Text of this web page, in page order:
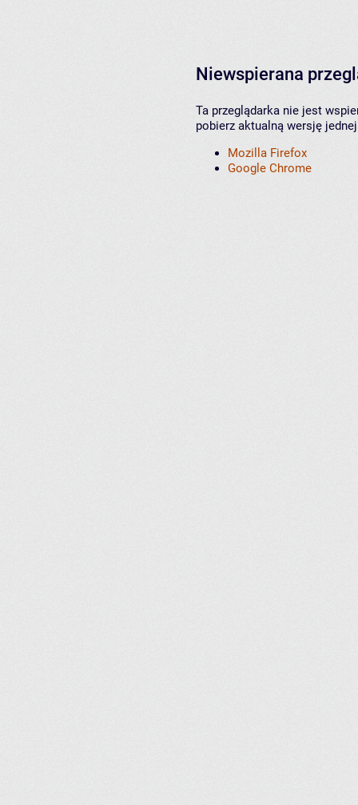
Niewspierana
Ta przeglądarka nie jest
pobierz aktualną wersję
Mozilla Firefox
Google Chrome